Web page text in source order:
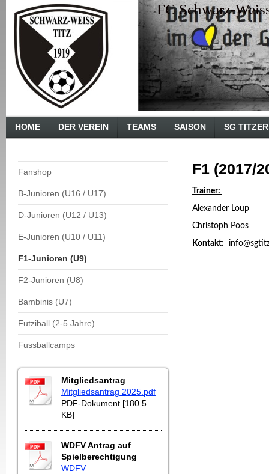
FC Schwarz-
HOME DER VEREIN TEAMS SAISON SG
Fanshop
B-Junioren (U16 / U17)
D-Junioren (U12 / U13)
E-Junioren (U10 / U11)
F1-Junioren (U9)
F2-Junioren (U8)
Bambinis (U7)
Futziball (2-5 Jahre)
Fussballcamps
Mitgliedsantrag
Mitgliedsantrag 2025.pdf
PDF-Dokument [180.5
KB]
WDFV Antrag auf
Spielberechtigung
WDFV
F1 (2017/
Trainer:
Alexander Loup
Christoph Poos
Kontakt: